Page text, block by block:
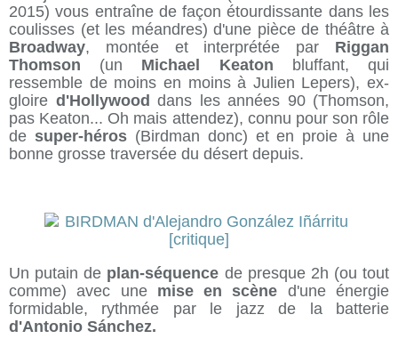
2015) vous entraîne de façon étourdissante dans les
coulisses (et les méandres) d'une pièce de théâtre à
Broadway, montée et interprétée par Riggan
Thomson (un Michael Keaton bluffant, qui
ressemble de moins en moins à Julien Lepers), ex-
gloire d'Hollywood dans les années 90 (Thomson,
pas Keaton... Oh mais attendez), connu pour son rôle
de super-héros (Birdman donc) et en proie à une
bonne grosse traversée du désert depuis.
Un putain de plan-séquence de presque 2h (ou tout
comme) avec une mise en scène d'une énergie
formidable, rythmée par le jazz de la batterie
d'Antonio Sánchez.